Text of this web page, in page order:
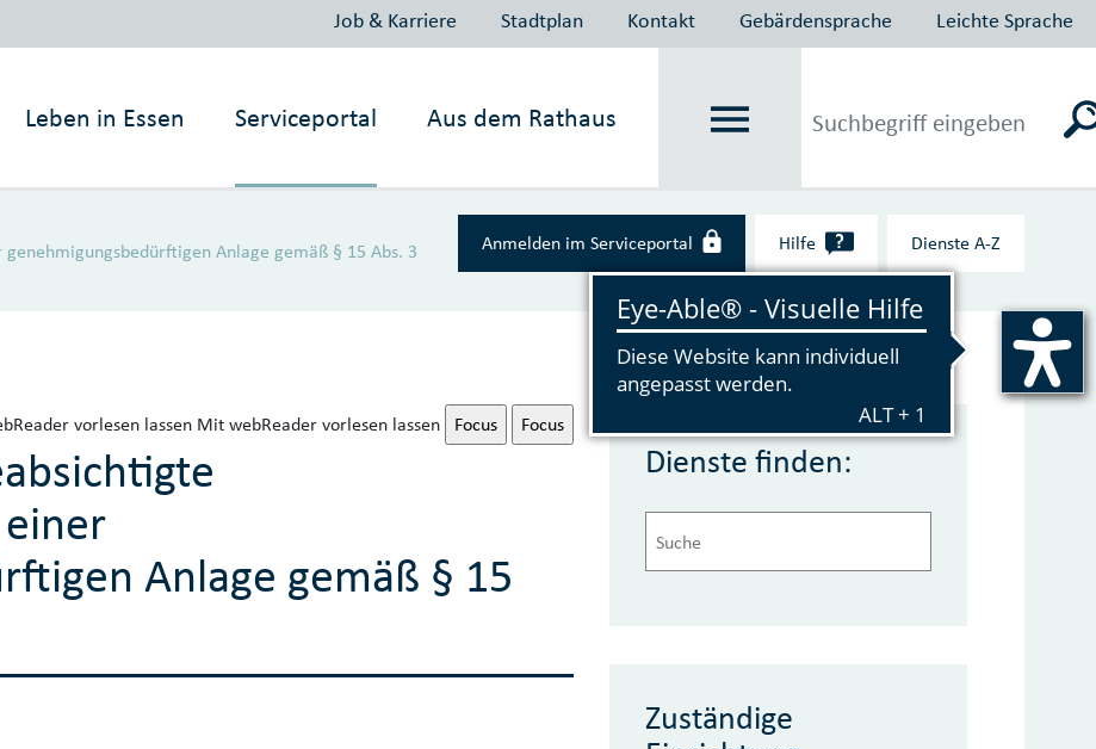
Job & Karriere Stadtplan Kontakt Gebärdensprache Leichte Sprache
Leben in Essen Serviceportal Aus dem Rathaus
Anlage gemäß § 15 Abs. 3
Anmelden im Serviceportal Hilfe ? Dienste A‑Z
vorlesen lassen Mit webReader vorlesen lassen Focus Focus
Anlage gemäß § 15
Dienste finden:
Zuständige